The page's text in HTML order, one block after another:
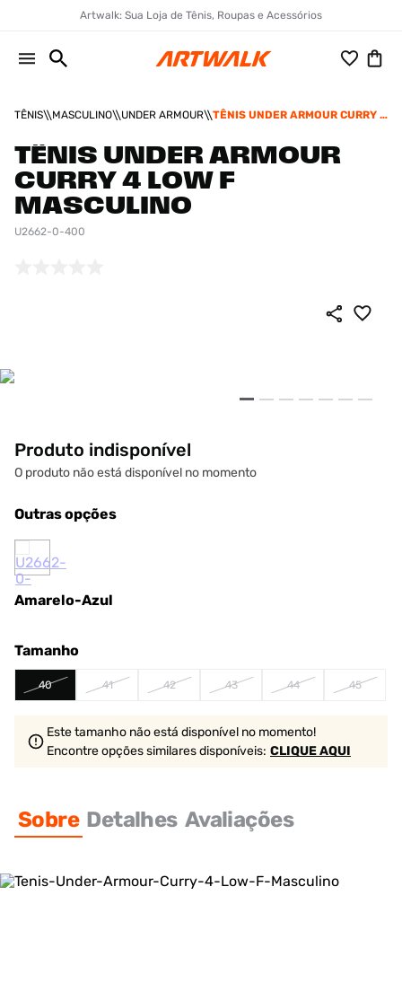
Artwalk: Sua Loja de Tênis, Roupas e Acessórios
TÊNIS MASCULINO UNDER ARMOUR
TÊNIS UNDER ARMOUR CURRY 4
TÊNIS UNDER ARMOUR
CURRY 4 LOW F
MASCULINO
U2662-0-400
Produto indisponível
O produto não está disponível no momento
Outras opções
Amarelo-Azul
Tamanho
40 41 42 43 44 45
Este tamanho não está disponível no momento!
Encontre opções similaresdisponíveis: CLIQUE AQUI
Sobre Detalhes Avaliações